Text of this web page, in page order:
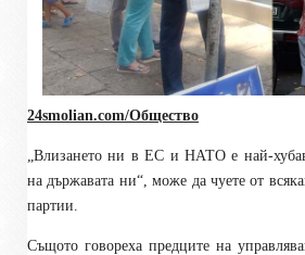
24smolian.com/Общество
„Влизането ни в ЕС и НАТО е най-
на държавата ни“, може да чуете от
партии.
Същото говореха предците на